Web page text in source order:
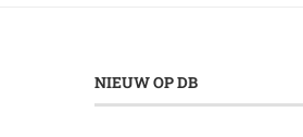
NIEUW OP DB